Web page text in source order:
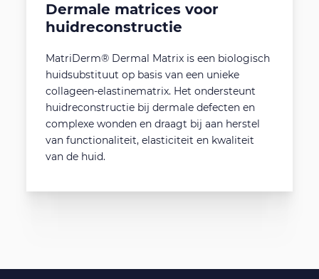
Dermale matrices voor
huidreconstructie
MatriDerm® Dermal Matrix is een biologisch
huidsubstituut op basis van een unieke
collageen-elastinematrix. Het ondersteunt
huidreconstructie bij dermale defecten en
complexe wonden en draagt bij aan herstel
van functionaliteit, elasticiteit en kwaliteit
van de huid.